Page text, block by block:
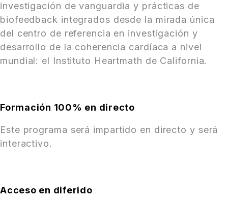
investigación de vanguardia y prácticas de
biofeedback integrados desde la mirada única
del centro de referencia en investigación y
desarrollo de la coherencia cardíaca a nivel
mundial: el Instituto Heartmath de California.
Formación 100% en directo
Este programa será impartido en directo y será
interactivo.
Acceso en diferido